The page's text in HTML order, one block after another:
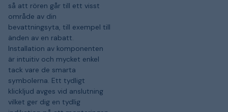
så att rören går till ett visst
område av din
bevattningsyta, till exempel till
änden av en rabatt.
Installation av komponenten
är intuitiv och mycket enkel
tack vare de smarta
symbolerna. Ett tydligt
klickljud avges vid anslutning
vilket ger dig en tydlig